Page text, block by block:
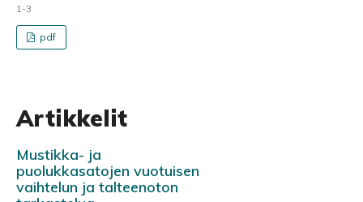
1-3
pdf
Artikkelit
Mustikka- ja
puolukkasatojen vuotuisen
vaihtelun ja talteenoton